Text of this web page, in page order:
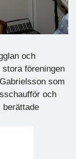
och
föreningen
som
och
berättade